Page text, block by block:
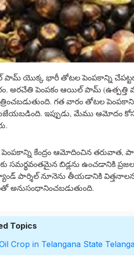
యొక్క భారీ తోటల పెంపకాన్ని
అరచేతి పెంపకం ఆయిల్ పామ్ (ఉత్పత్తి
గత వారం తోటల
ఇప్పుడు, మేము ఆమోదం కోసం
కేంద్రం ఆమోదించిన
సమర్థవంతమైన బిడ్లను ఉంచడానికి
పార్శిల్ నూనెను తీయడానికి విత్తనాలను
అనుసంధానించబడుతుంది.
Topics
Crop in Telangana State